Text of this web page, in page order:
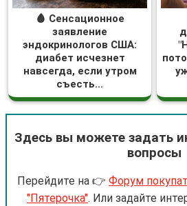
🩸 Сенсационное
заявление
эндокринологов США:
диабет исчезнет
навсегда, если утром
съесть...
Здесь вы можете задать
вопросы
Перейдите на 👉 Форум
"Пятерочка". Или задайте